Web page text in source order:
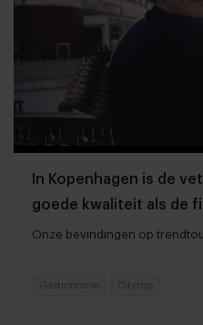
In Kopenhagen is de
goede kwaliteit als de
Onze bevindingen op
Gastronomie Citytrip